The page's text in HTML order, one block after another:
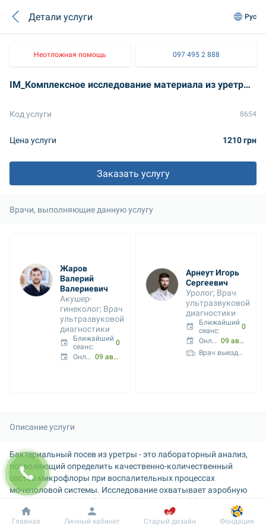
Детали услуги Рус
Неотложная помощь 097 495 2 888
IM_Комплексное исследование материала из уретры: идентификация микроорганизмов, грибов Candida spp. Антибиотикограмма и антимикотикограмма
Код услуги 8654
Цена услуги 1210 грн
Заказать услугу
Врачи, выполняющие данную услугу
Жаров
Валерий
Валериевич
Акушер-
гинеколог; Врач
ультразвуковой
диагностики
Ближайший
сеанс:
Онлайн с:
09 авг. 11:30
Арнеут Игорь
Сергеевич
Уролог; Врач
ультразвуковой
диагностики
Ближайший
сеанс:
Онлайн с:
09 авг. 10:45
Врач выездных услуг
Описание услуги
Бактериальный посев из уретры - это лабораторный анализ,
позволяющий определить качественно-количественный
состав микрофлоры при воспалительных процессах
мочеполовой системы. Исследование охватывает аэробную
условно-патогенную флору и грибы рода Candida spp.
Исследование включает определение чувствительности к
антибиотикам и антимикотикам, необходимую для
Добробут Информация Пациенту
Главная Личный кабинет Старый дизайн Фондация